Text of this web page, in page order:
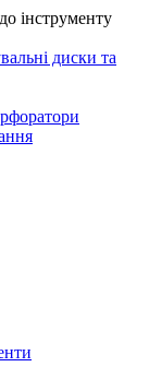
інструменту
диски та